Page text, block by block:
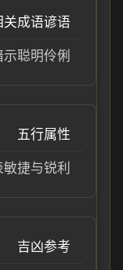
关成语谚语
示聪明伶俐
五行属性
捷与锐利
吉凶参考